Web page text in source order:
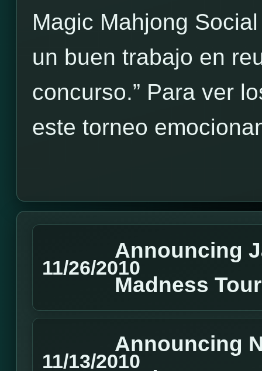
Magic Mahjong
un buen trabajo en
concurso.” Para ver
este torneo
11/26/2010
Announcing
Madness
11/13/2010
Announcing